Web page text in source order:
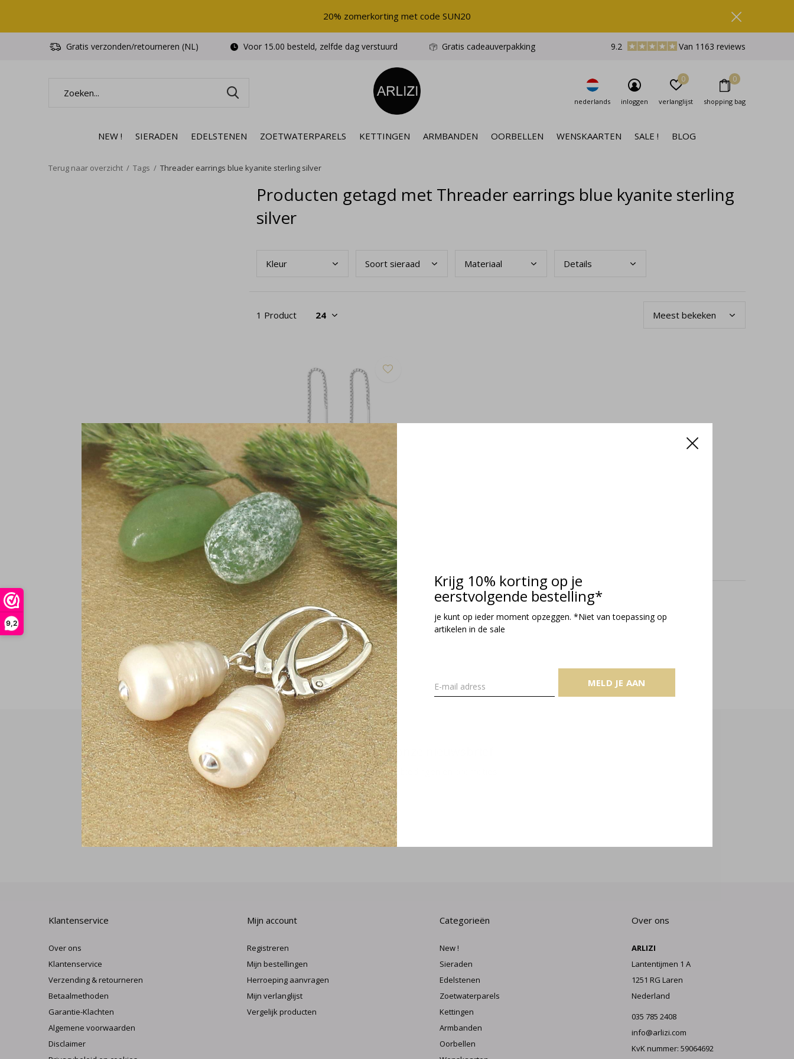
9,2
Krijg 10% korting op je
eerstvolgende bestelling*
je kunt op ieder moment opzeggen. *Niet van toepassing op
artikelen in de sale
MELD JE AAN
NEW ! SIERADEN EDELSTENEN ZOETWATERPARELS KETTINGEN ARMBANDEN OORBELLEN WENSKAARTEN SALE ! BLOG
nederlands inloggen verlanglijst
0
shopping bag
0
Gratis verzonden/retourneren (NL) Voor 15.00 besteld, zelfde dag verstuurd Gratis cadeauverpakking 9.2 Van 1163 reviews
20% zomerkorting met code SUN20
Terug naar overzicht Tags Threader earrings blue kyanite sterling silver
Producten getagd met Threader earrings blue kyanite sterling
silver
Kleur Soort sieraad Materiaal Details
1 Product
Doortrekoorbellen kyaniet sterling
zilver - 2046
€38,95
Incl. btw
Seen 1 of the 1 products
Meld je aan voor onze nieuwsbrief
Ontvang de nieuwste aanbiedingen en promoties
Klantenservice
Over ons
Klantenservice
Verzending & retourneren
Betaalmethoden
Garantie-Klachten
Algemene voorwaarden
Disclaimer
Mijn account
Registreren
Mijn bestellingen
Herroeping aanvragen
Mijn verlanglijst
Vergelijk producten
Categorieën
New !
Sieraden
Edelstenen
Zoetwaterparels
Kettingen
Armbanden
Oorbellen
Over ons
ARLIZI
Lantentijmen 1 A
1251 RG Laren
Nederland
035 785 2408
info@arlizi.com
KvK nummer: 59064692